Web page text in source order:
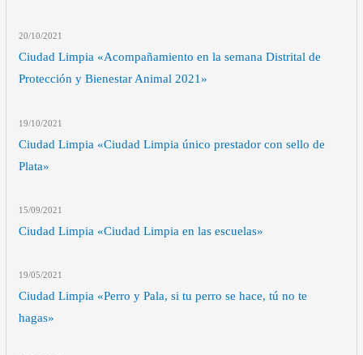
20/10/2021
Ciudad Limpia «Acompañamiento en la semana Distrital de
Protección y Bienestar Animal 2021»
19/10/2021
Ciudad Limpia «Ciudad Limpia único prestador con sello de
Plata»
15/09/2021
Ciudad Limpia «Ciudad Limpia en las escuelas»
19/05/2021
Ciudad Limpia «Perro y Pala, si tu perro se hace, tú no te
hagas»